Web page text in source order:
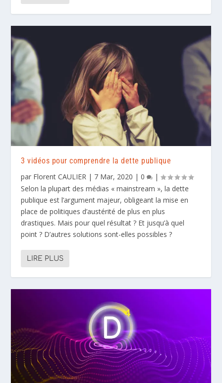
3 vidéos pour comprendre la dette publique
par Florent CAULIER | 7 Mar, 2020 |0
|
Selon la plupart des médias « mainstream », la dette
publique est l’argument majeur, obligeant la mise en
place de politiques d’austérité de plus en plus
drastiques. Mais pour quel résultat ? Et jusqu’à quel
point ? D’autres solutions sont-elles possibles ?
LIRE PLUS